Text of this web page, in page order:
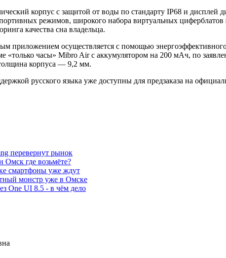
корпус с защитой от воды по стандарту IP68 и
режимов, широкого набора виртуальных
качества сна владельца.
приложением осуществляется с помощью
«только часы» Mibro Air с аккумулятором на 200 мАч, по
корпуса — 9,2 мм.
русского языка уже доступны для предзаказа на
перевернут рынок
Омск где возьмёте?
смартфоны уже ждут
монстр уже в Омске
One UI 8.5 - в чём дело